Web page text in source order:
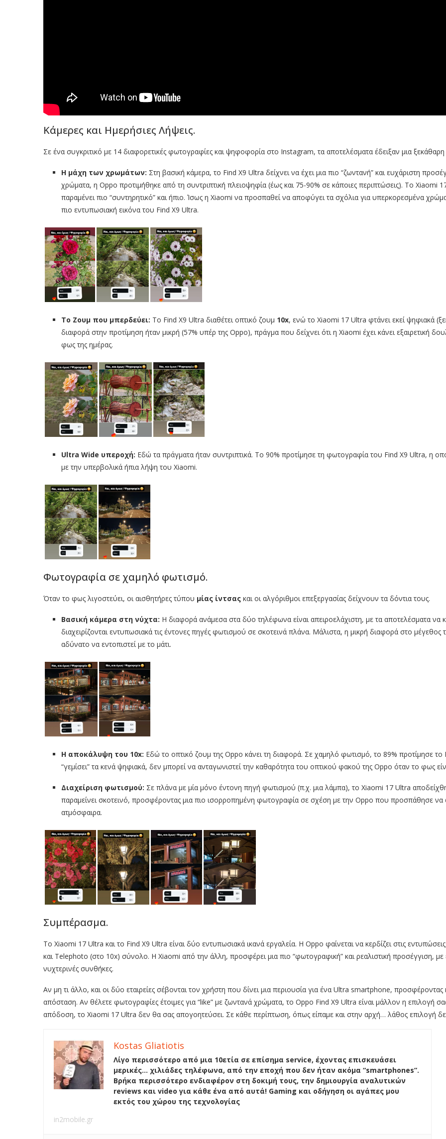
Κάμερες και Ημερήσιες Λήψεις.
Σε ένα συγκριτικό με 14 διαφορετικές φωτογραφίες και ψηφοφορία στο Instagram, τα αποτελέσματα έδειξαν μια
Η μάχη των χρωμάτων: Στη βασική κάμερα, το Find X9 Ultra δείχνει να έχει μια πιο “ζωντανή” και ευχάριστη
χρώματα, η Oppo προτιμήθηκε από τη συντριπτική πλειοψηφία (έως και 75-90% σε κάποιες περιπτώσεις). Το Xiaomi
παραμένει πιο “συντηρητικό” και ήπιο. Ίσως η Xiaomi να προσπαθεί να αποφύγει τα σχόλια για υπερκορεσμένα
πιο εντυπωσιακή εικόνα του Find X9 Ultra.
Το Ζουμ που μπερδεύει: Το Find X9 Ultra διαθέτει οπτικό ζουμ 10x, ενώ το Xiaomi 17 Ultra φτάνει εκεί ψηφιακά
διαφορά στην προτίμηση ήταν μικρή (57% υπέρ της Oppo), πράγμα που δείχνει ότι η Xiaomi έχει κάνει εξαιρετική
φως της ημέρας.
Ultra Wide υπεροχή: Εδώ τα πράγματα ήταν συντριπτικά. Το 90% προτίμησε τη φωτογραφία του Find X9 Ultra, η
με την υπερβολικά ήπια λήψη του Xiaomi.
Φωτογραφία σε χαμηλό φωτισμό.
Όταν το φως λιγοστεύει, οι αισθητήρες τύπου μίας ίντσας και οι αλγόριθμοι επεξεργασίας δείχνουν τα δόντια τους.
Βασική κάμερα στη νύχτα: Η διαφορά ανάμεσα στα δύο τηλέφωνα είναι απειροελάχιστη, με τα αποτελέσματα
διαχειρίζονται εντυπωσιακά τις έντονες πηγές φωτισμού σε σκοτεινά πλάνα. Μάλιστα, η μικρή διαφορά στο μέγεθος
αδύνατο να εντοπιστεί με το μάτι.
Η αποκάλυψη του 10x: Εδώ το οπτικό ζουμ της Oppo κάνει τη διαφορά. Σε χαμηλό φωτισμό, το 89% προτίμησε
“γεμίσει” τα κενά ψηφιακά, δεν μπορεί να ανταγωνιστεί την καθαρότητα του οπτικού φακού της Oppo όταν το φως
Διαχείριση φωτισμού: Σε πλάνα με μία μόνο έντονη πηγή φωτισμού (π.χ. μια λάμπα), το Xiaomi 17 Ultra
παραμείνει σκοτεινό, προσφέροντας μια πιο ισορροπημένη φωτογραφία σε σχέση με την Oppo που προσπάθησε να
ατμόσφαιρα.
Συμπέρασμα.
Το Xiaomi 17 Ultra και το Find X9 Ultra είναι δύο εντυπωσιακά ικανά εργαλεία. Η Oppo φαίνεται να κερδίζει στις
και Telephoto (στο 10x) σύνολο. Η Xiaomi από την άλλη, προσφέρει μια πιο “φωτογραφική” και ρεαλιστική προσέγγιση, με
νυχτερινές συνθήκες.
Αν μη τι άλλο, και οι δύο εταιρείες σέβονται τον χρήστη που δίνει μια περιουσία για ένα Ultra smartphone,
απόσταση. Αν θέλετε φωτογραφίες έτοιμες για “like” με ζωντανά χρώματα, το Oppo Find X9 Ultra είναι μάλλον η επιλογή
απόδοση, το Xiaomi 17 Ultra δεν θα σας απογοητεύσει. Σε κάθε περίπτωση, όπως είπαμε και στην αρχή… λάθος επιλογή
Kostas Gliatiotis
Λίγο περισσότερο από μια 10ετία σε επίσημα service, έχοντας επισκευάσει
μερικές… χιλιάδες τηλέφωνα, από την εποχή που δεν ήταν ακόμα “smartphones”.
Βρήκα περισσότερο ενδιαφέρον στη δοκιμή τους, την δημιουργία αναλυτικών
reviews και video για κάθε ένα από αυτά! Gaming και οδήγηση οι αγάπες μου
εκτός του χώρου της τεχνολογίας
in2mobile.gr